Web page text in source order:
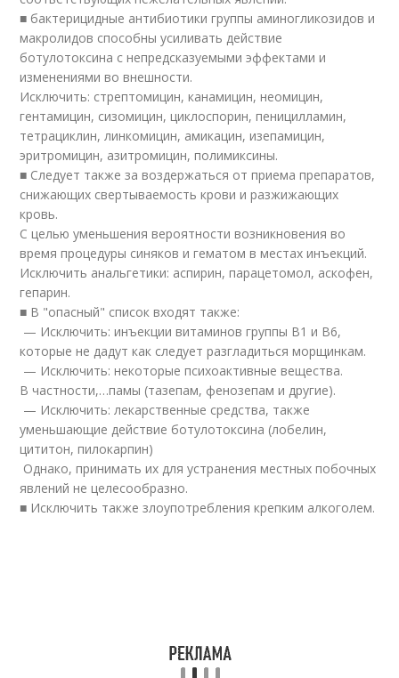
■ бактерицидные антибиотики группы аминогликозидов и
макролидов способны усиливать действие
ботулотоксина с непредсказуемыми эффектами и
изменениями во внешности.
Исключить: стрептомицин, канамицин, неомицин,
гентамицин, сизомицин, циклоспорин, пеницилламин,
тетрациклин, линкомицин, амикацин, изепамицин,
эритромицин, азитромицин, полимиксины.
■ Следует также за воздержаться от приема препаратов,
снижающих свертываемость крови и разжижающих
кровь.
С целью уменьшения вероятности возникновения во
время процедуры синяков и гематом в местах инъекций.
Исключить анальгетики: аспирин, парацетомол, аскофен,
гепарин.
■ В "опасный" список входят также:
— Исключить: инъекции витаминов группы B1 и B6,
которые не дадут как следует разгладиться морщинкам.
— Исключить: некоторые психоактивные вещества.
В частности,…памы (тазепам, фенозепам и другие).
— Исключить: лекарственные средства, также
уменьшающие действие ботулотоксина (лобелин,
цититон, пилокарпин)
Однако, принимать их для устранения местных побочных
явлений не целесообразно.
■ Исключить также злоупотребления крепким алкоголем.